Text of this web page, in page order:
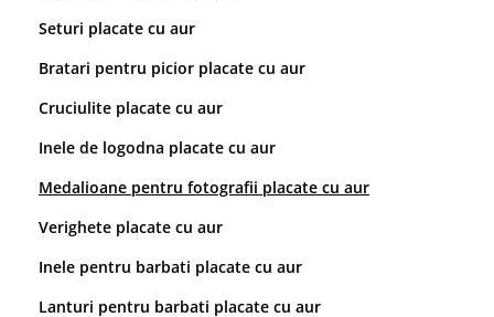
Seturi placate cu aur
Bratari pentru picior placate cu aur
Cruciulite placate cu aur
Inele de logodna placate cu aur
Medalioane pentru fotografii placate cu aur
Verighete placate cu aur
Inele pentru barbati placate cu aur
Lanturi pentru barbati placate cu aur